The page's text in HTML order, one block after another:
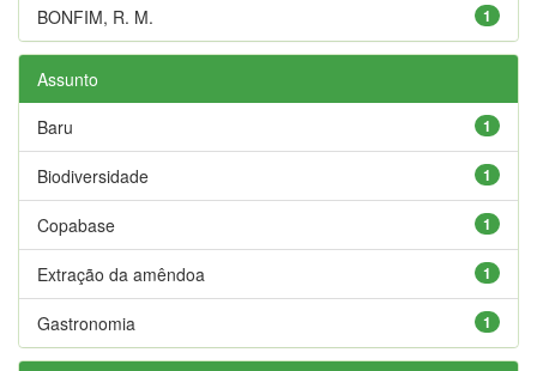
1
BONFIM, R. M.
Assunto
1
Baru
1
Biodiversidade
1
Copabase
1
Extração da amêndoa
1
Gastronomia